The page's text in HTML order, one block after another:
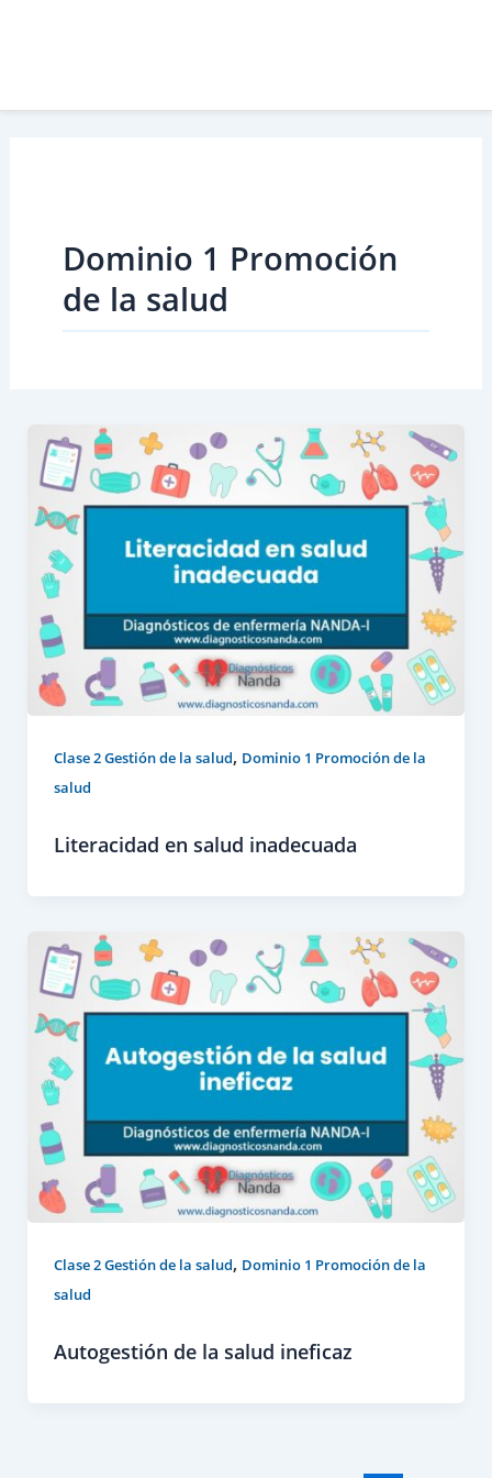
Dominio 1 Promoción
de la salud
Clase 2 Gestión de la salud, Dominio 1 Promoción de la
salud
Literacidad en salud inadecuada
Clase 2 Gestión de la salud, Dominio 1 Promoción de la
salud
Autogestión de la salud ineficaz